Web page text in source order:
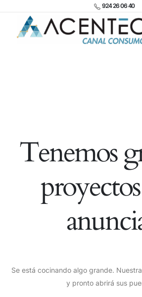
924 26 06 40
Tenemos
Se está cocinando algo grande.
y pronto abrirá sus